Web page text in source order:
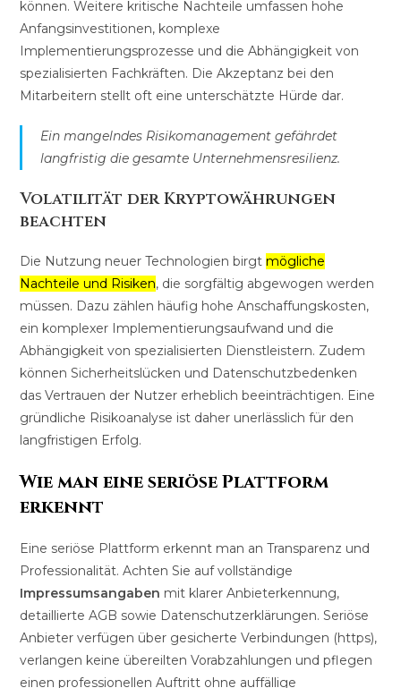
können. Weitere kritische Nachteile umfassen hohe
Anfangsinvestitionen, komplexe
Implementierungsprozesse und die Abhängigkeit von
spezialisierten Fachkräften. Die Akzeptanz bei den
Mitarbeitern stellt oft eine unterschätzte Hürde dar.
Ein mangelndes Risikomanagement gefährdet
langfristig die gesamte Unternehmensresilienz.
Volatilität der Kryptowährungen
beachten
Die Nutzung neuer Technologien birgtmögliche
Nachteile und Risiken, die sorgfältig abgewogen werden
müssen. Dazu zählen häufig hohe Anschaffungskosten,
ein komplexer Implementierungsaufwand und die
Abhängigkeit von spezialisierten Dienstleistern. Zudem
können Sicherheitslücken und Datenschutzbedenken
das Vertrauen der Nutzer erheblich beeinträchtigen. Eine
gründliche Risikoanalyse ist daher unerlässlich für den
langfristigen Erfolg.
Wie man eine seriöse Plattform
erkennt
Eine seriöse Plattform erkennt man an Transparenz und
Professionalität. Achten Sie auf vollständige
Impressumsangaben mit klarer Anbieterkennung,
detaillierte AGB sowie Datenschutzerklärungen. Seriöse
Anbieter verfügen über gesicherte Verbindungen (https),
verlangen keine übereilten Vorabzahlungen und pflegen
einen professionellen Auftritt ohne auffällige